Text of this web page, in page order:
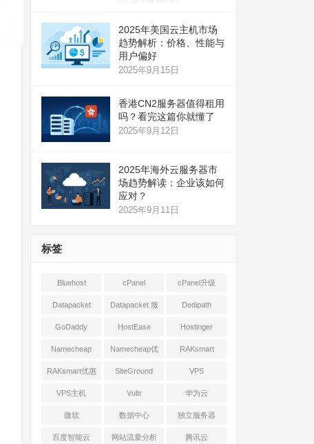
2025年美国云主机市场
趋势解析：价格、性能与
用户偏好
2025年9月15日
香港CN2服务器值得租用
吗？看完这篇你就懂了
2025年9月12日
2025年海外云服务器市
场趋势解读：企业该如何
应对？
2025年9月11日
标签
Bluehost cPanel cPanel升级
Datapacket Datapacket 服
务器
Dedipath
GoDaddy HostEase Hostinger
Namecheap Namecheap优
惠
RAKsmart
RAKsmart优惠 SiteGround VPS
VPS主机 Vultr 华为云
微软 数据中心 独立服务器
百度智能云 网站流量分析 腾讯云